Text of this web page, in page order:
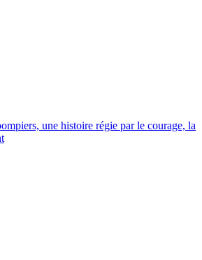
une histoire régie par le courage, la